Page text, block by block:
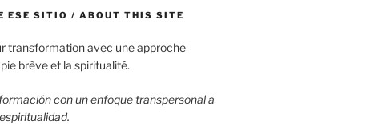
ESE SITIO / ABOUT THIS SITE
transformation avec une approche
brève et la spiritualité.
con un enfoque transpersonal a